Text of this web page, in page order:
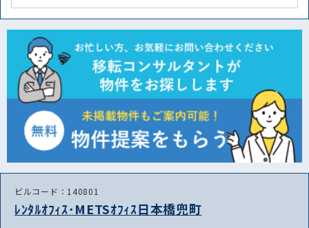
ビルコード：140801
ﾚﾝﾀﾙｵﾌｨｽ･METSｵﾌｨｽ日本橋兜町